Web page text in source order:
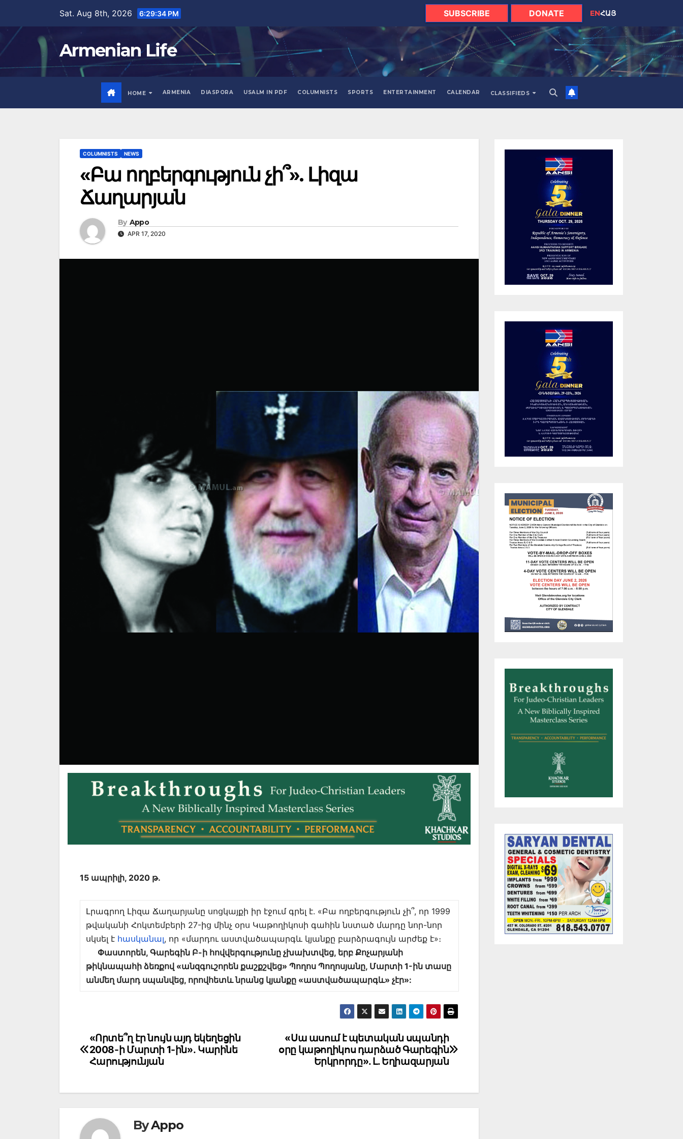
content
Sat. Aug 8th, 2026 6:29:35 PM SUBSCRIBE DONATE ENՀԱՅ
Armenian Life
HOME ARMENIA DIASPORA USALM IN PDF COLUMNISTS SPORTS ENTERTAINMENT CALENDAR CLASSIFIEDS
COLUMNISTS NEWS
«Բա ողբերգություն չի՞». Լիզա
Ճաղարյան
By Appo
APR 17, 2020
15 ապրիլի, 2020 թ.
Լրագրող Լիզա Ճաղարյանը սոցկայքի իր էջում գրել է. «Բա ողբերգություն չի՞, որ 1999
թվականի Հոկտեմբերի 27-ից մինչ օրս Կաթողիկոսի գահին նստած մարդը նոր-նոր
սկսել է հասկանալ, որ «մարդու աստվածապարգև կյանքը բարձրագույն արժեք է»։
Փաստորեն, Գարեգին Բ-ի հովվերգությունը չխախտվեց, երբ Քոչարյանի
թիկնապահի ձեռքով «անզգուշորեն քաշքշվեց» Պողոս Պողոսյանը, Մարտի 1-ին տասը
անմեղ մարդ սպանվեց, որովհետև նրանց կյանքը «աստվածապարգև» չէր»:
Post
navigation
«Սա ասում է պետական սպանդի
օրը կաթողիկոս դարձած Գարեգին
Երկրորդը». Լ. Եղիազարյան
«Որտե՞ղ էր նույն այդ եկեղեցին
2008-ի Մարտի 1-ին»․ Կարինե
Հարությունյան
ByAppo